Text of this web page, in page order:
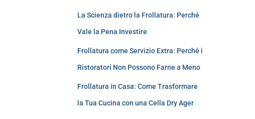
La Scienza dietro la Frollatura: Perché
Vale la Pena Investire
Frollatura come Servizio Extra: Perché i
Ristoratori Non Possono Farne a Meno
Frollatura in Casa: Come Trasformare
la Tua Cucina con una Cella Dry Ager